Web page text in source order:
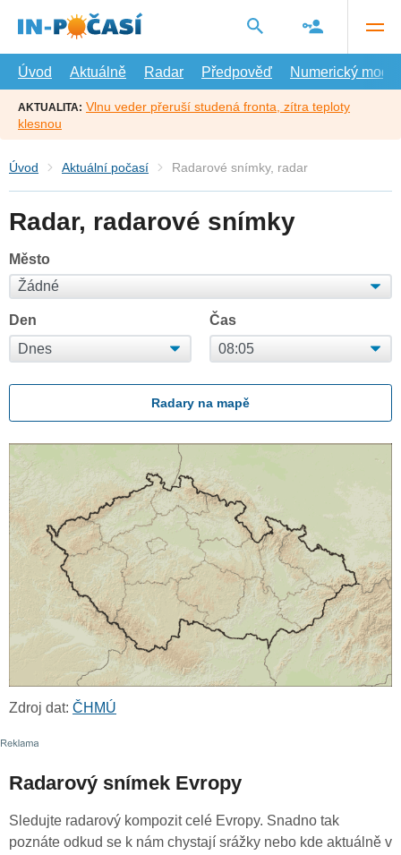
hlavní
Úvod
Aktuálně Radar Předpověď Numerický model
AKTUALITA: Vlnu veder přeruší studená fronta, zítra teploty
klesnou
Úvod Aktuální počasí Radarové snímky, radar
Radar, radarové snímky
Město
Den Čas
Radary na mapě
Zdroj dat: ČHMÚ
Radarový snímek Evropy
Sledujte radarový kompozit celé Evropy. Snadno tak
poznáte odkud se k nám chystají srážky nebo kde aktuálně v